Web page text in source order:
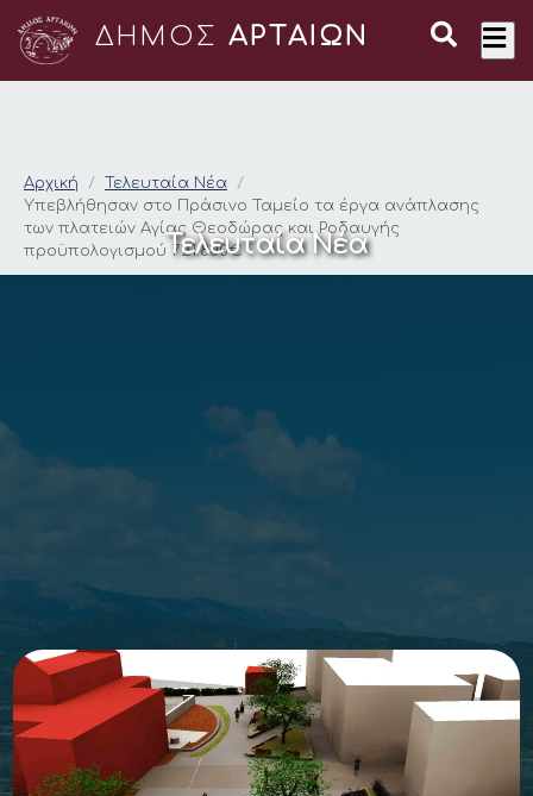
ΔΗΜΟΣ ΑΡΤΑΙΩΝ
Υπεβλήθησαν στο
Αρχική
Τελευταία Νέα
Υπεβλήθησαν στο Πράσινο Ταμείο τα έργα ανάπλασης
των πλατειών Αγίας Θεοδώρας και Ροδαυγής
προϋπολογισμού 721.800€Τελευταία Νέα